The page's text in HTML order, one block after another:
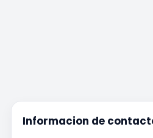
Informacion de